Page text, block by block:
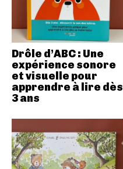
Drôle d’ABC : Une
expérience sonore
et visuelle pour
apprendre à lire dès
3 ans